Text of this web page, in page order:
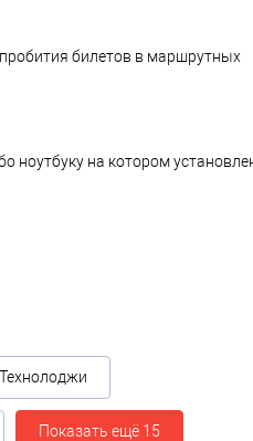
билетов в маршрутных
ноутбуку на котором
Показать ещё 15